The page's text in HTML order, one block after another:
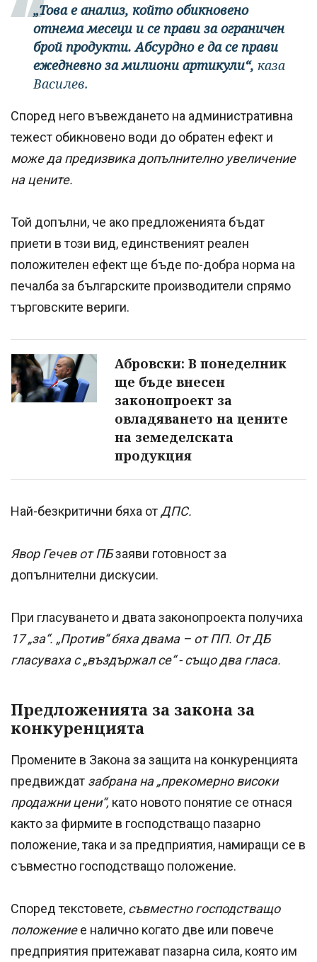
„Това е анализ, който обикновено
отнема месеци и се прави за ограничен
брой продукти. Абсурдно е да се прави
ежедневно за милиони артикули“, каза
Василев.
Според него въвеждането на административна
тежест обикновено води до обратен ефект и
може да предизвика допълнително увеличение
на цените.
Той допълни, че ако предложенията бъдат
приети в този вид, единственият реален
положителен ефект ще бъде по-добра норма на
печалба за българските производители спрямо
търговските вериги.
Абровски: В понеделник
ще бъде внесен
законопроект за
овладяването на цените
на земеделската
продукция
Най-безкритични бяха от ДПС.
Явор Гечев от ПБзаяви готовност за
допълнителни дискусии.
При гласуването и двата законопроекта получиха
17 „за“. „Против“ бяха двама – от ПП. От ДБ
гласуваха с „въздържал се“ - също два гласа.
Предложенията за закона за
конкуренцията
Промените в Закона за защита на конкуренцията
предвиждат забрана на „прекомерно високи
продажни цени“, като новото понятие се отнася
както за фирмите в господстващо пазарно
положение, така и за предприятия, намиращи се в
съвместно господстващо положение.
Според текстовете, съвместно господстващо
положениее налично когато две или повече
предприятия притежават пазарна сила, която им